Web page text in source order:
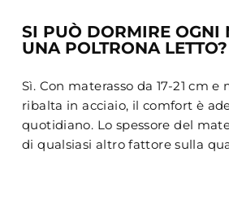
SI PUÒ DORMIRE OGNI
UNA POLTRONA LETTO?
Sì. Con materasso da 17-21 cm e
ribalta in acciaio, il comfort è
quotidiano. Lo spessore del
di qualsiasi altro fattore sulla